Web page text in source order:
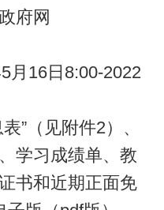
府网
月16日8:00-2022
”（见附件2）、
学习成绩单、教
书和近期正面免